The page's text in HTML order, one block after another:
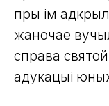
пры iм
жаночае
справа святой
адукацыі